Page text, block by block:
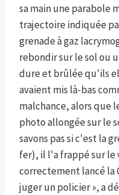
sa main une parabole
trajectoire indiquée
grenade à gaz
rebondir sur le sol ou
dure et brûlée qu'ils
avaient mis là-bas
malchance, alors que
photo allongée sur le
savons pas si c'est la
fer), il l'a frappé sur le
correctement lancé la
juger un policier », a